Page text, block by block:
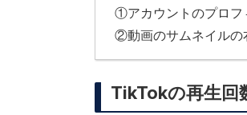
①アカウントのプロフ
②動画のサムネイルの
TikTokの再生回